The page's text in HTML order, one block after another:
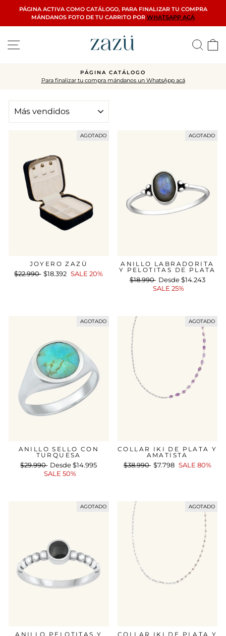
directamente
al
PÁGINA ACTIVA COMO CATÁLOGO, PARA FINALIZAR TU COMPRA
MÁNDANOS FOTO DE TU CARRITO POR WHATSAPP ACÁ
diapositivas
PÁGINA CATÁLOGO
tu compra mándanos un WhatsApp acá
AGOTADO
JOYERO ZAZÜ
Precio
$22.990 Precio
$18.392 SALE 20%
AGOTADO
ANILLO LABRADORITA
Y PELOTITAS DE PLATA
Precio
habitual
$18.990 Precio
de
Desde $14.243
SALE 25%
AGOTADO
ANILLO SELLO CON
TURQUESA
Precio
habitual
$29.990 Precio
de
Desde$14.995
SALE 50%
AGOTADO
COLLAR IKI DE PLATA Y
AMATISTA
Precio
$38.990 Precio
$7.798 SALE 80%
AGOTADO
ANILLO PELOTITAS Y
AGOTADO
COLLAR IKI DE PLATA Y